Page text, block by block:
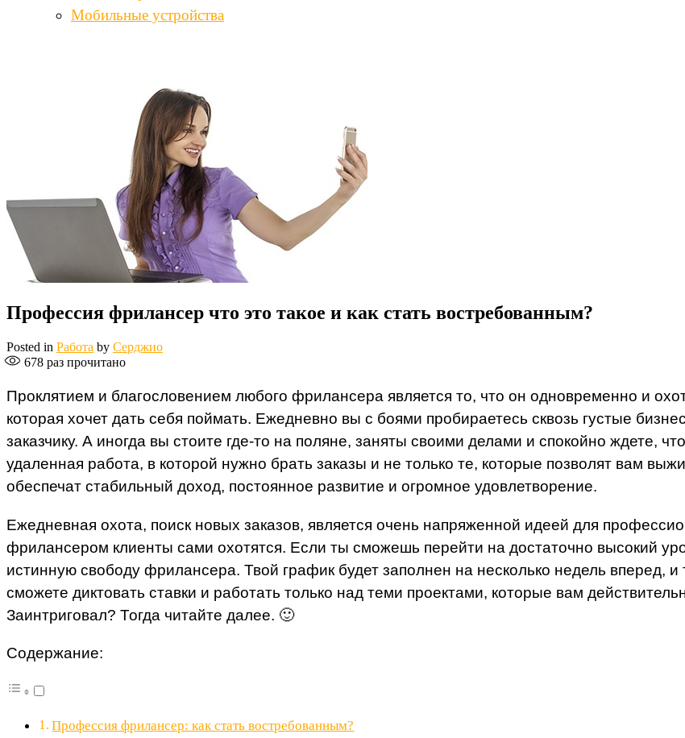
Мобильные устройства
Профессия фрилансер что это такое и как стать востребованным?
Posted in Работа by Серджио
678 раз прочитано
Проклятием и благословением любого фрилансера является то, что он одновременно и
которая хочет дать себя поймать. Ежедневно вы с боями пробираетесь сквозь густые
заказчику. А иногда вы стоите где-то на поляне, заняты своими делами и спокойно ждете,
удаленная работа, в которой нужно брать заказы и не только те, которые позволят вам
обеспечат стабильный доход, постоянное развитие и огромное удовлетворение.
Ежедневная охота, поиск новых заказов, является очень напряженной идеей для
фрилансером клиенты сами охотятся. Если ты сможешь перейти на достаточно высокий
истинную свободу фрилансера. Твой график будет заполнен на несколько недель вперед,
сможете диктовать ставки и работать только над теми проектами, которые вам
Заинтриговал? Тогда читайте далее. 🙂
Содержание:
Профессия фрилансер: как стать востребованным?